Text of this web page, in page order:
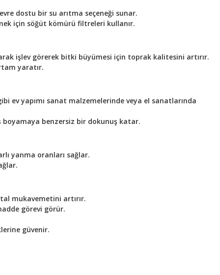
dostu bir su arıtma seçeneği sunar.
için söğüt kömürü filtreleri kullanır.
işlev görerek bitki büyümesi için toprak kalitesini artırır.
yaratır.
ev yapımı sanat malzemelerinde veya el sanatlarında
boyamaya benzersiz bir dokunuş katar.
yanma oranları sağlar.
mukavemetini artırır.
görevi görür.
güvenir.